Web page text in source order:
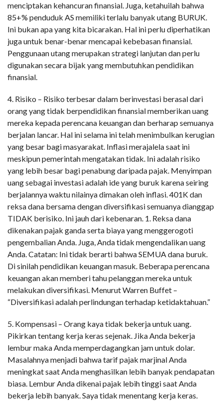
menciptakan kehancuran finansial. Juga, ketahuilah bahwa
85+% penduduk AS memiliki terlalu banyak utang BURUK.
Ini bukan apa yang kita bicarakan. Hal ini perlu diperhatikan
juga untuk benar-benar mencapai kebebasan finansial.
Penggunaan utang merupakan strategi lanjutan dan perlu
digunakan secara bijak yang membutuhkan pendidikan
finansial.
4. Risiko – Risiko terbesar dalam berinvestasi berasal dari
orang yang tidak berpendidikan finansial memberikan uang
mereka kepada perencana keuangan dan berharap semuanya
berjalan lancar. Hal ini selama ini telah menimbulkan kerugian
yang besar bagi masyarakat. Inflasi merajalela saat ini
meskipun pemerintah mengatakan tidak. Ini adalah risiko
yang lebih besar bagi penabung daripada pajak. Menyimpan
uang sebagai investasi adalah ide yang buruk karena seiring
berjalannya waktu nilainya dimakan oleh inflasi. 401K dan
reksa dana bersama dengan diversifikasi semuanya dianggap
TIDAK berisiko. Ini jauh dari kebenaran. 1. Reksa dana
dikenakan pajak ganda serta biaya yang menggerogoti
pengembalian Anda. Juga, Anda tidak mengendalikan uang
Anda. Catatan: Ini tidak berarti bahwa SEMUA dana buruk.
Di sinilah pendidikan keuangan masuk. Beberapa perencana
keuangan akan memberi tahu pelanggan mereka untuk
melakukan diversifikasi. Menurut Warren Buffet –
“Diversifikasi adalah perlindungan terhadap ketidaktahuan.”
5. Kompensasi – Orang kaya tidak bekerja untuk uang.
Pikirkan tentang kerja keras sejenak. Jika Anda bekerja
lembur maka Anda memperdagangkan jam untuk dolar.
Masalahnya menjadi bahwa tarif pajak marjinal Anda
meningkat saat Anda menghasilkan lebih banyak pendapatan
biasa. Lembur Anda dikenai pajak lebih tinggi saat Anda
bekerja lebih banyak. Saya tidak menentang kerja keras.